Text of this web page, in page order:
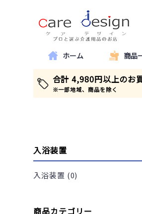
ホーム 商品
合計 4,980円以上のお
※一部地域、商品を除く
入浴装置
入浴装置 (0)
商品カテゴリー